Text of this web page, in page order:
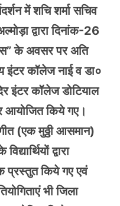
में शचि शर्मा सचिव
द्वारा दिनांक-26
के अवसर पर अति
इंटर कॉलेज नाई व डा०
इंटर कॉलेज डोटियाल
आयोजित किये गए।
(एक मुठ्ठी आसमान)
द्वारा
प्रस्तुत किये गए एवं
भी जिला